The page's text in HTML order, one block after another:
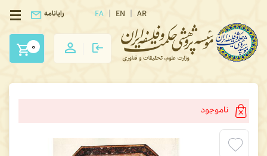
FA EN AR رایانامه
0
ناموجود